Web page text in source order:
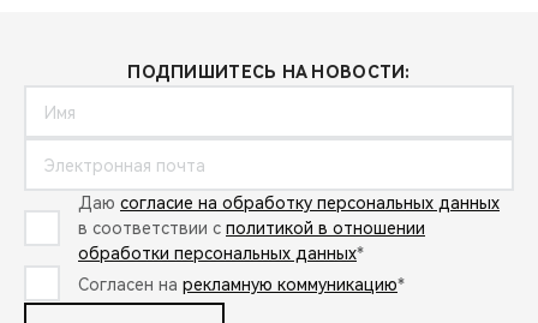
ПОДПИШИТЕСЬ НА НОВОСТИ:
Даю согласие на обработку персональных данных
в соответствии с политикой в отношении
обработки персональных данных*
Согласен на рекламную коммуникацию*